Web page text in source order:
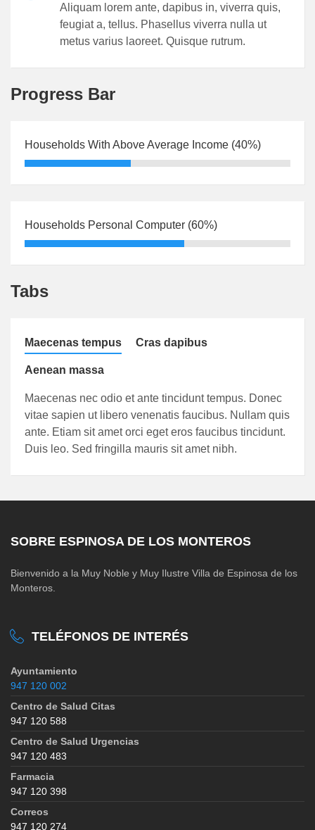
Aliquam lorem ante, dapibus in, viverra quis,
feugiat a, tellus. Phasellus viverra nulla ut
metus varius laoreet. Quisque rutrum.
Progress Bar
Households With Above Average Income (40%)
Households Personal Computer (60%)
Tabs
Maecenas tempus Cras dapibus
Aenean massa
Maecenas nec odio et ante tincidunt tempus. Donec
vitae sapien ut libero venenatis faucibus. Nullam quis
ante. Etiam sit amet orci eget eros faucibus tincidunt.
Duis leo. Sed fringilla mauris sit amet nibh.
SOBRE ESPINOSA DE LOS MONTEROS
Bienvenido a la Muy Noble y Muy Ilustre Villa de Espinosa de los
Monteros.
TELÉFONOS DE INTERÉS
Ayuntamiento
947 120 002
Centro de Salud Citas
947 120 588
Centro de Salud Urgencias
947 120 483
Farmacia
947 120 398
Correos
947 120 274